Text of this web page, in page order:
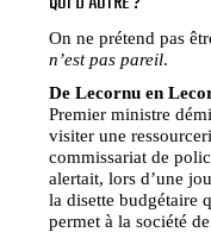
On ne prétend pas
n’est pas pareil.
De Lecornu en
Premier ministre
visiter une
commissariat de
alertait, lors d’une
la disette budgétaire
permet à la société